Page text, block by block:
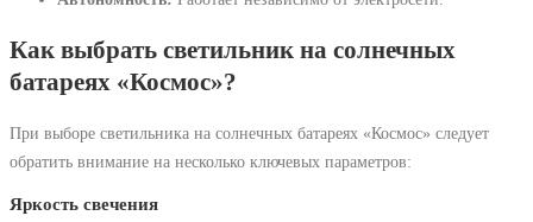
Как выбрать светильник на солнечных
батареях «Космос»?
При выборе светильника на солнечных батареях «Космос» следует
обратить внимание на несколько ключевых параметров:
Яркость свечения